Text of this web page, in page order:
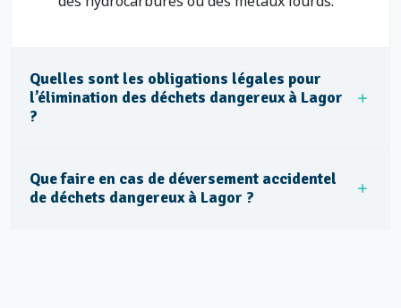
Quelles sont les obligations légales pour
l’élimination des déchets dangereux à Lagor
?
Que faire en cas de déversement accidentel
de déchets dangereux à Lagor ?